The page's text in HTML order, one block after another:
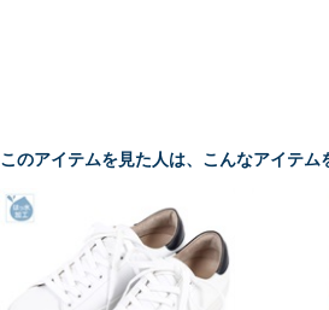
このアイテムを見た人は、こんなアイテム